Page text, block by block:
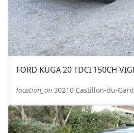
location_on 30210 Castillon-du-Gard